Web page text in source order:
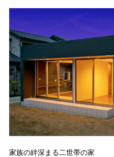
家族の絆深まる二世帯の家